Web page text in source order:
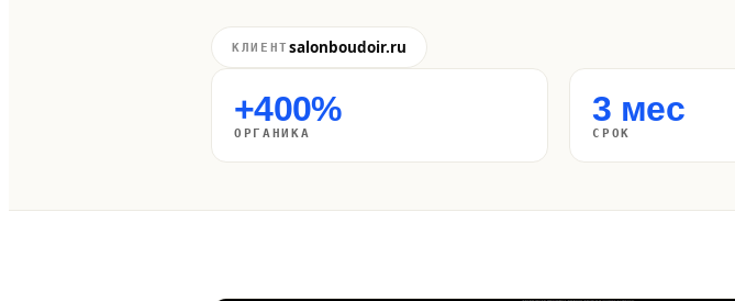
КЛИЕНТsalonboudoir.ru
+400%
ОРГАНИКА
3 мес
СРОК